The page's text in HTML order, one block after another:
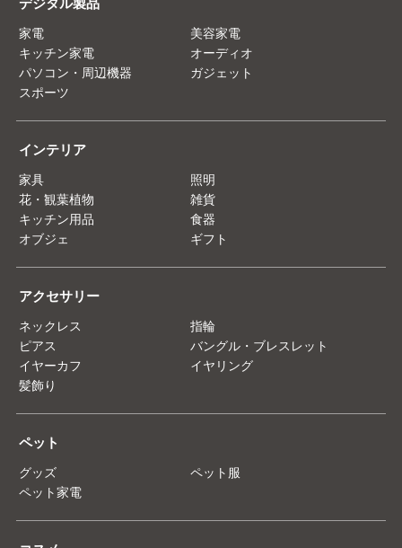
デジタル製品
家電
美容家電
キッチン家電
オーディオ
パソコン・周辺機器
ガジェット
スポーツ
インテリア
家具
照明
花・観葉植物
雑貨
キッチン用品
食器
オブジェ
ギフト
アクセサリー
ネックレス
指輪
ピアス
バングル・ブレスレット
イヤーカフ
イヤリング
髪飾り
ペット
グッズ
ペット服
ペット家電